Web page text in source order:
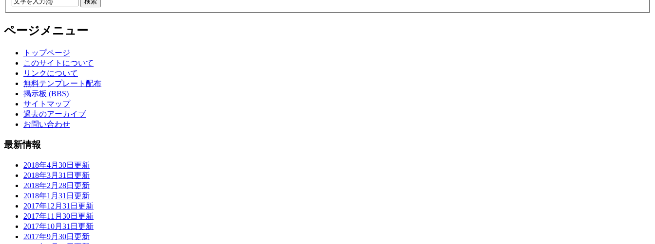
ページメニュー
トップページ
このサイトについて
リンクについて
無料テンプレート配布
掲示板 (BBS)
サイトマップ
過去のアーカイブ
お問い合わせ
最新情報
2018年4月30日更新
2018年3月31日更新
2018年2月28日更新
2018年1月31日更新
2017年12月31日更新
2017年11月30日更新
2017年10月31日更新
2017年9月30日更新